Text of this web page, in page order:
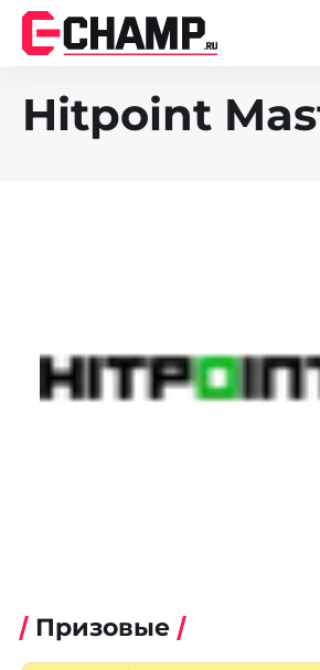
Hitpoint
Призовые